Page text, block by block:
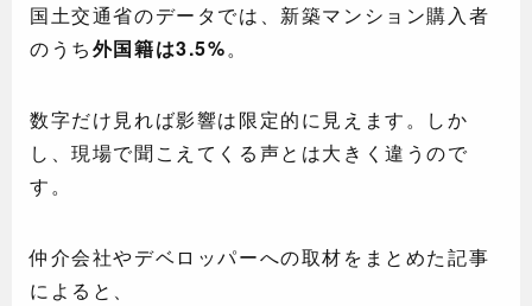
国土交通省のデータでは、新築マンション購入者
のうち外国籍は3.5%。
数字だけ見れば影響は限定的に見えます。しか
し、現場で聞こえてくる声とは大きく違うので
す。
仲介会社やデベロッパーへの取材をまとめた記事
によると、